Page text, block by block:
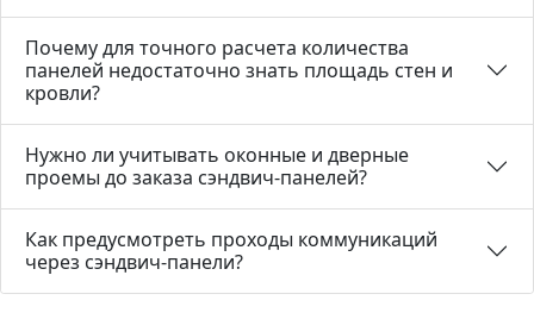
Почему для точного расчета количества
панелей недостаточно знать площадь стен и
кровли?
Нужно ли учитывать оконные и дверные
проемы до заказа сэндвич-панелей?
Как предусмотреть проходы коммуникаций
через сэндвич-панели?